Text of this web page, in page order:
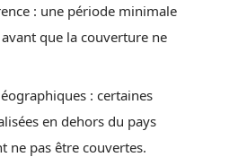
: une période minimale
que la couverture ne
: certaines
en dehors du pays
ne pas être couvertes.